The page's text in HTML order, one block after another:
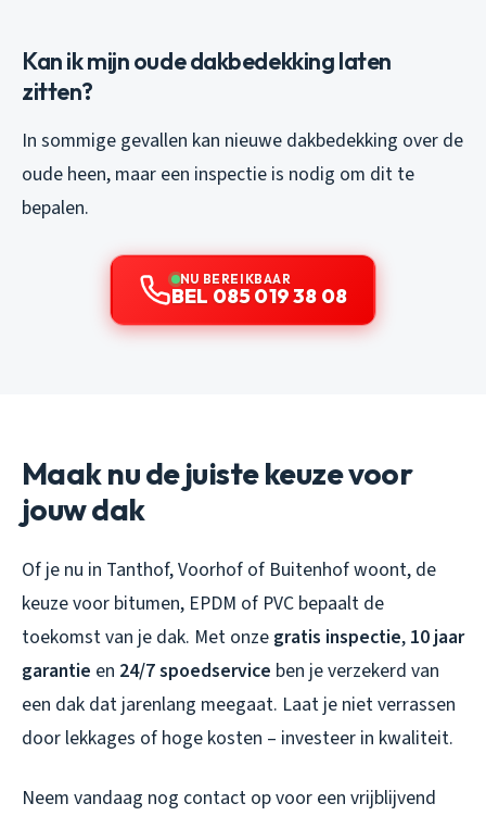
Kan ik mijn oude dakbedekking laten
zitten?
In sommige gevallen kan nieuwe dakbedekking over de
oude heen, maar een inspectie is nodig om dit te
bepalen.
NU BEREIKBAAR
BEL 085 019 38 08
Maak nu de juiste keuze voor
jouw dak
Of je nu in Tanthof, Voorhof of Buitenhof woont, de
keuze voor bitumen, EPDM of PVC bepaalt de
toekomst van je dak. Met onze gratis inspectie, 10 jaar
garantie en 24/7 spoedservice ben je verzekerd van
een dak dat jarenlang meegaat. Laat je niet verrassen
door lekkages of hoge kosten – investeer in kwaliteit.
Neem vandaag nog contact op voor een vrijblijvend